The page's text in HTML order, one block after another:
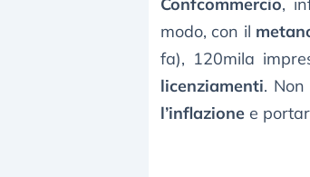
Confcommercio,
modo, con il
fa), 120mila
licenziamenti.
l’inflazione e